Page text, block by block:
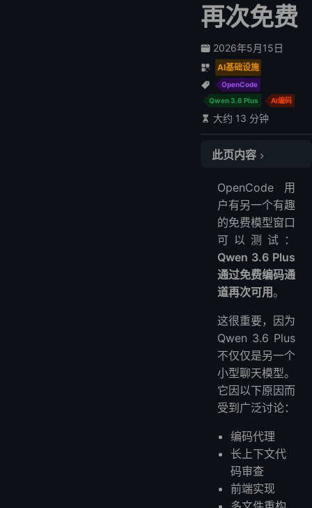
再次免费
2026年5月15日
AI基础设施
OpenCode
Qwen 3.6 Plus
AI编码
大约 13 分钟
此页内容
谁应该尝试这个设置
步骤 1：安装 OpenCode
Qwen 3.6 Plus 在 OpenCode 中的最佳提示
2. 请求一个小计划
4. 运行测试
常见问题及解决方案
OpenCode 用
户有另一个有趣
的免费模型窗口
可以测试：
Qwen 3.6 Plus
通过免费编码通
道再次可用。
这很重要，因为
Qwen 3.6 Plus
不仅仅是另一个
小型聊天模型。
它因以下原因而
受到广泛讨论：
编码代理
长上下文代
码审查
前端实现